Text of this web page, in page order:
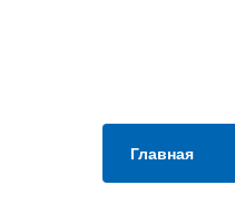
Главная